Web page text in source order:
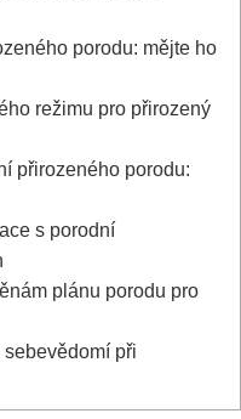
porodu: mějte ho
režimu pro přirozený
přirozeného porodu:
​s porodní
plánu porodu pro
při